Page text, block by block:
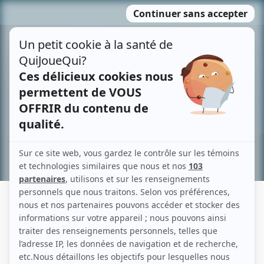
MENU
contenu
Recherche avancée »
MARIE-ANICK CHÉNIER
Liens
Fiche de Marie-Anick Chénier sur Showbizz.net